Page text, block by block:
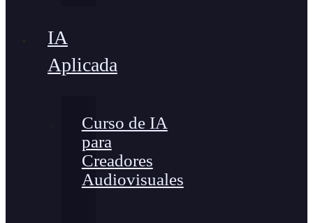
IA
Aplicada
Curso de IA
para
Creadores
Audiovisuales